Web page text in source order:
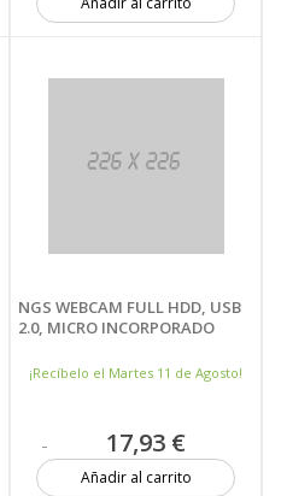
NGS WEBCAM FULL HDD, USB
2.0, MICRO INCORPORADO
¡Recíbelo el Martes 11 de Agosto!
17,93 €
Añadir al carrito